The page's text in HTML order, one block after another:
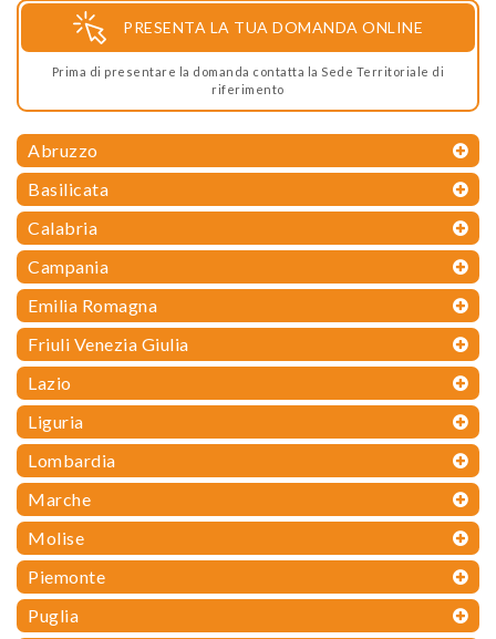
PRESENTA LA TUA DOMANDA ONLINE
Prima di presentare la domanda contatta la Sede Territoriale di
riferimento
Abruzzo
Basilicata
Calabria
Campania
Emilia Romagna
Friuli Venezia Giulia
Lazio
Liguria
Lombardia
Marche
Molise
Piemonte
Puglia